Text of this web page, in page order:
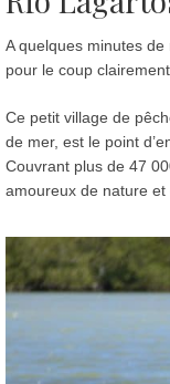
A quelques minutes
pour le coup
Ce petit village de
de mer, est le point
Couvrant plus de 47
amoureux de nature